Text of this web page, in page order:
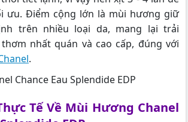
ưu. Điểm cộng lớn là mùi hương giữ
trên nhiều loại da, mang lại trải
nhất quán và cao cấp, đúng với
.
Tế Về Mùi Hương Chanel